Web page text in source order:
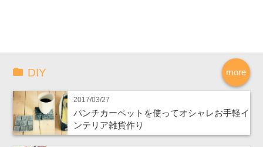
more
DIY
2017/03/27
パンチカーペットを使ってオシャレお手軽イ
ンテリア雑貨作り